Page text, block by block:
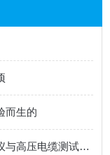
而生的
【哪家质量好】赛秘尔多路电阻测试仪与高压电缆测试仪深度解析